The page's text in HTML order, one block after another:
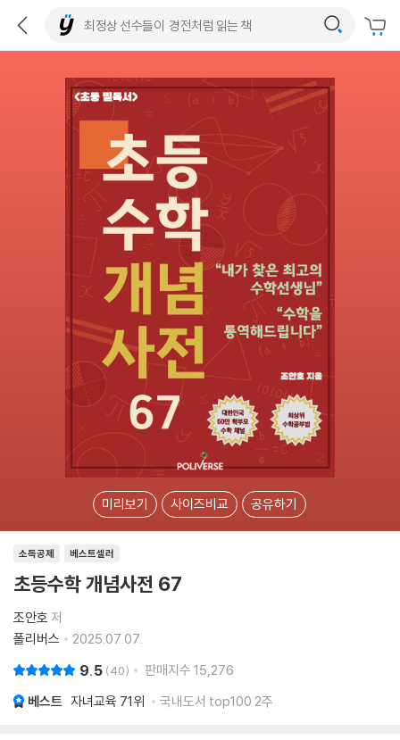
미리보기 사이즈비교 공유하기
소득공제 베스트셀러
초등수학 개념사전 67
조안호 저
폴리버스
2025.07.07.
9.5 40 판매지수 15,276
베스트 자녀교육 71위 국내도서 top100 2주